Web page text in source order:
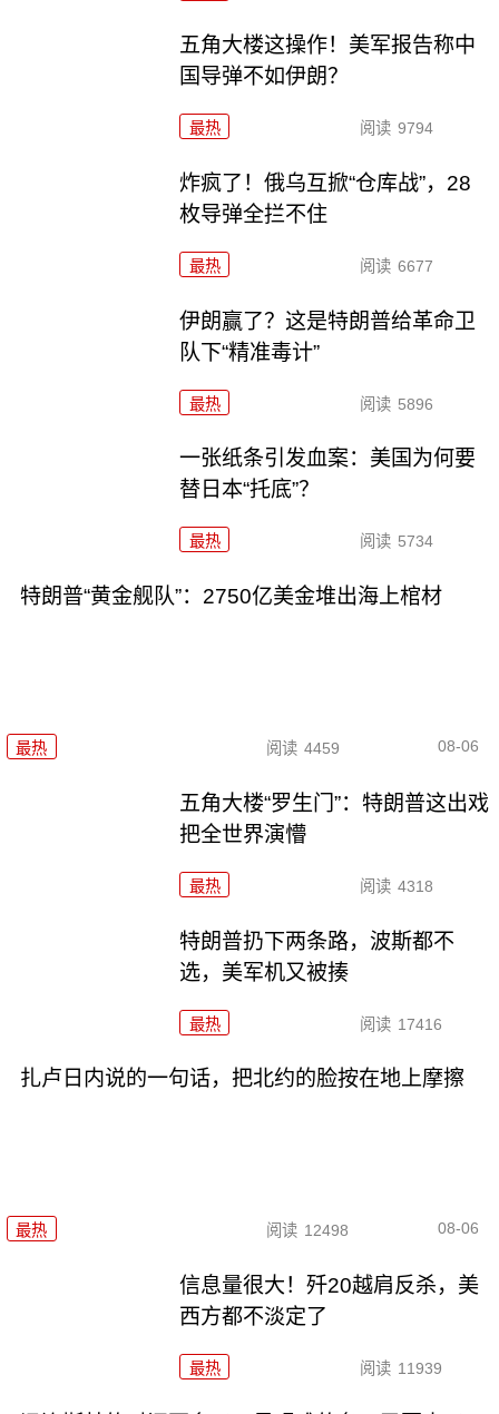
五角大楼这操作！美军报告称中
国导弹不如伊朗？
最热 阅读 9794
炸疯了！俄乌互掀“仓库战”，28
枚导弹全拦不住
最热 阅读 6677
伊朗赢了？这是特朗普给革命卫
队下“精准毒计”
最热 阅读 5896
一张纸条引发血案：美国为何要
替日本“托底”？
最热 阅读 5734
特朗普“黄金舰队”：2750亿美金堆出海上棺材
最热 阅读 4459 08-06
五角大楼“罗生门”：特朗普这出戏
把全世界演懵
最热 阅读 4318
特朗普扔下两条路，波斯都不
选，美军机又被揍
最热 阅读 17416
扎卢日内说的一句话，把北约的脸按在地上摩擦
最热 阅读 12498 08-06
信息量很大！歼20越肩反杀，美
西方都不淡定了
最热 阅读 11939